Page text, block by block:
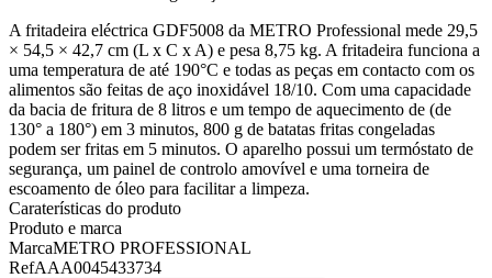
A fritadeira eléctrica GDF5008 da METRO Professional mede 29,5
× 54,5 × 42,7 cm (L x C x A) e pesa 8,75 kg. A fritadeira funciona a
uma temperatura de até 190°C e todas as peças em contacto com os
alimentos são feitas de aço inoxidável 18/10. Com uma capacidade
da bacia de fritura de 8 litros e um tempo de aquecimento de (de
130° a 180°) em 3 minutos, 800 g de batatas fritas congeladas
podem ser fritas em 5 minutos. O aparelho possui um termóstato de
segurança, um painel de controlo amovível e uma torneira de
escoamento de óleo para facilitar a limpeza.
Caraterísticas do produto
Produto e marca
MarcaMETRO PROFESSIONAL
RefAAA0045433734